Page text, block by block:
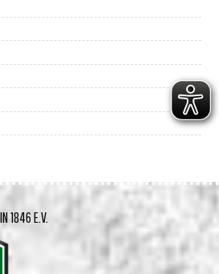
1846 E.V.